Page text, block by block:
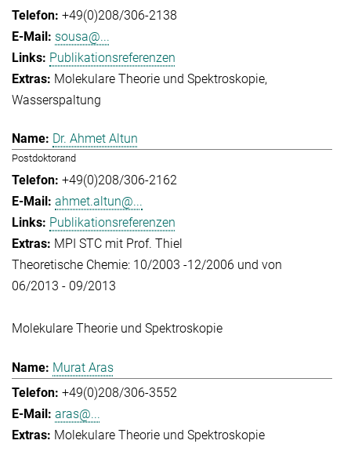
+49(0)208/306-2138
sousa@...
Publikationsreferenzen
Molekulare Theorie und Spektroskopie
Wasserspaltung
Dr. Ahmet Altun
Postdoktorand
+49(0)208/306-2162
ahmet.altun@...
Publikationsreferenzen
MPI STC mit Prof. Thiel
Theoretische Chemie: 10/2003 -12/2006 und von
06/2013 - 09/2013
Molekulare Theorie und Spektroskopie
Murat Aras
+49(0)208/306-3552
aras@...
Molekulare Theorie und Spektroskopie